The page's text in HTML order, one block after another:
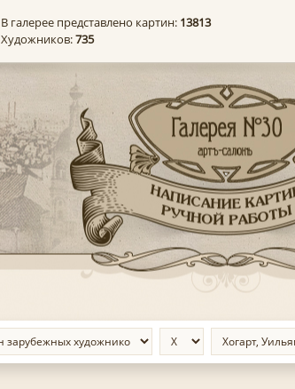
В галерее представлено картин: 13813
Художников:735